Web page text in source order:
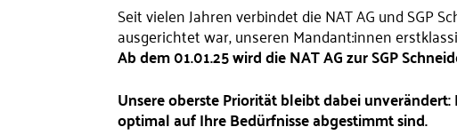
Seit vielen Jahren verbindet die NAT AG und SGP
ausgerichtet war, unseren Mandant:innen
Ab dem 01.01.25 wird die NAT AG zur SGP
Unsere oberste Priorität bleibt dabei
optimal auf Ihre Bedürfnisse abgestimmt sind.